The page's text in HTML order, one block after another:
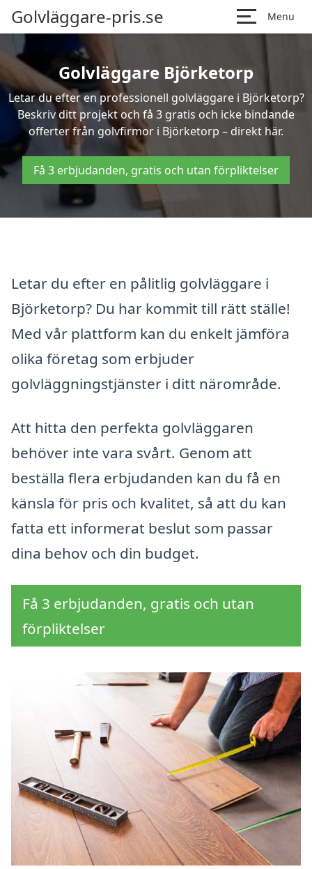
Golvläggare-pris.se Menu
Golvläggare Björketorp
Letar du efter en professionell golvläggare i Björketorp?
Beskriv ditt projekt och få 3 gratis och icke bindande
offerter från golvfirmor i Björketorp – direkt här.
Få 3 erbjudanden, gratis och utan förpliktelser
Letar du efter en pålitlig golvläggare i
Björketorp? Du har kommit till rätt ställe!
Med vår plattform kan du enkelt jämföra
olika företag som erbjuder
golvläggningstjänster i ditt närområde.
Att hitta den perfekta golvläggaren
behöver inte vara svårt. Genom att
beställa flera erbjudanden kan du få en
känsla för pris och kvalitet, så att du kan
fatta ett informerat beslut som passar
dina behov och din budget.
Få 3 erbjudanden, gratis och utan
förpliktelser